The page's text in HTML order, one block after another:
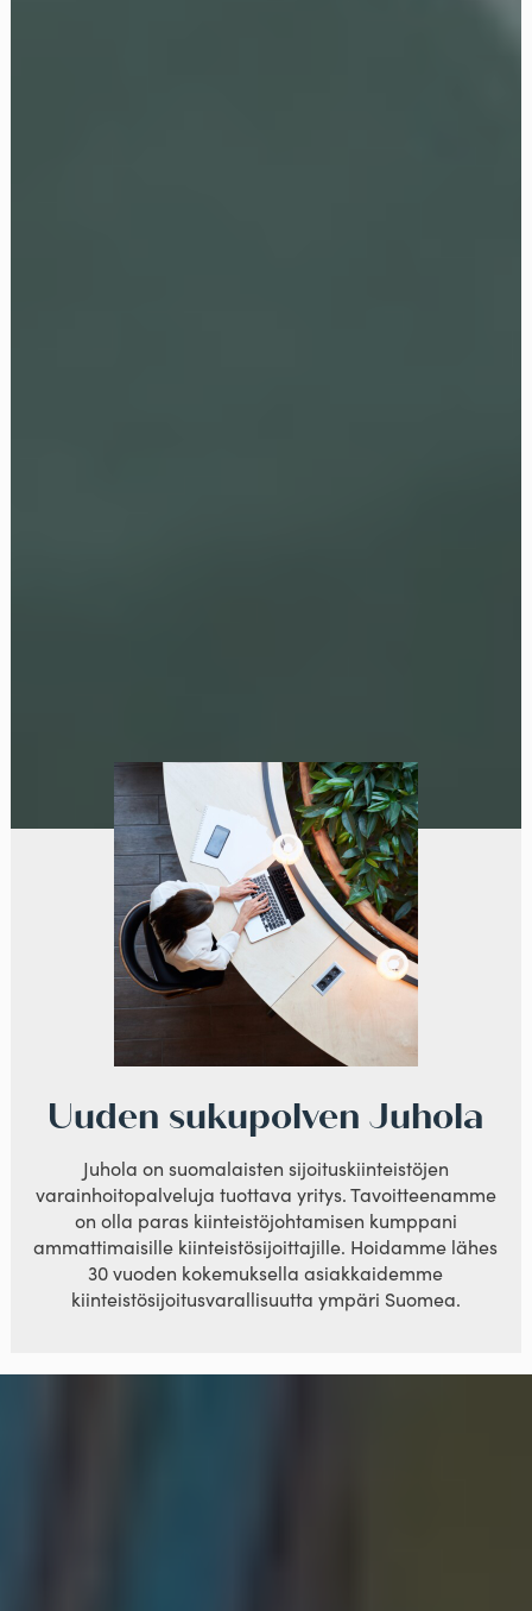
Uuden sukupolven Juhola
Juhola on suomalaisten sijoituskiinteistöjen
varainhoitopalveluja tuottava yritys. Tavoitteenamme
on olla paras kiinteistöjohtamisen kumppani
ammattimaisille kiinteistösijoittajille. Hoidamme lähes
30 vuoden kokemuksella asiakkaidemme
kiinteistösijoitusvarallisuutta ympäri Suomea.